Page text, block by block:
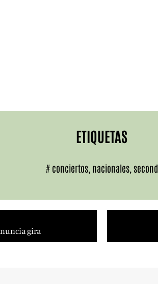
ETIQUETAS
# conciertos, nacionales, second
gira